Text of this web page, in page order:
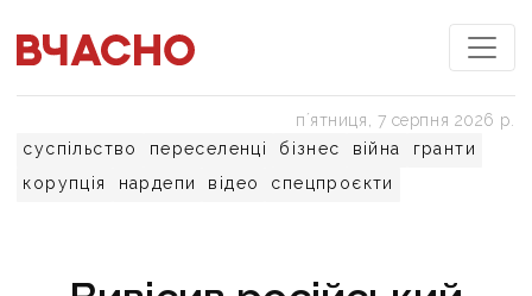
суспільство переселенці бізнес війна
гранти
корупція
нардепи відео спецпроєкти
пʼятниця, 7 серпня 2026 р.